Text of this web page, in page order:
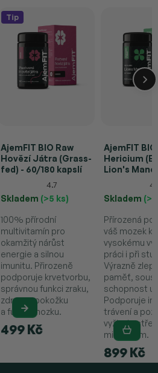
Tip
AjemFIT BIO Raw
Hovězí Játra (Grass-
fed) - 60/180 kapslí
4.7
Skladem (>5 ks)
499 Kč
100% přírodní
multivitamín pro
okamžitý nárůst
energie a silnou
imunitu. Přirozeně
podporuje krvetvorbu,
správnou funkci zraku,
zdravou pokožku
a funkci mozku.
AjemFIT BIO
Hericium
Lion's
Skladem
899 Kč
Přírozená
váš mozek k
vysokému
práci i při
Výrazně
paměť,
schopnost
Podporuje
trávení a
vyživuje
mikrobiom.